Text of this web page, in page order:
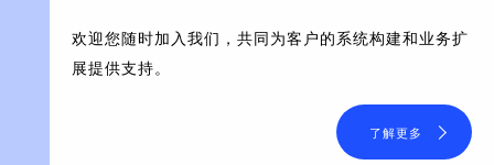
欢迎您随时加入我们，共同为客户的系统构建和业务扩
展提供支持。
了解更多